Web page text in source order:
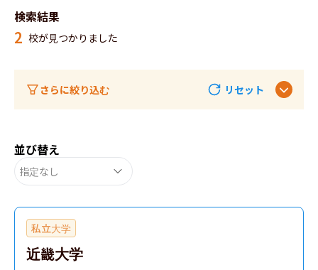
検索結果
2 校が見つかりました
さらに絞り込む リセット
並び替え
指定なし
私立大学
近畿大学